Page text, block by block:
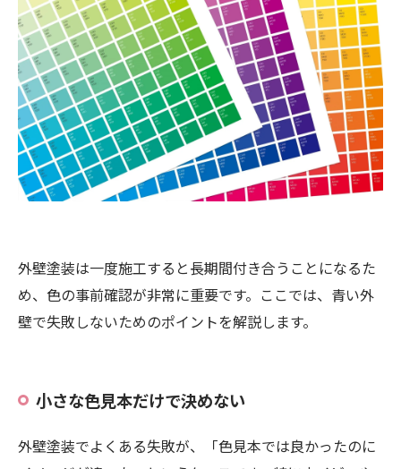
外壁塗装は一度施工すると長期間付き合うことになるた
め、色の事前確認が非常に重要です。ここでは、青い外
壁で失敗しないためのポイントを解説します。
小さな色見本だけで決めない
外壁塗装でよくある失敗が、「色見本では良かったのに